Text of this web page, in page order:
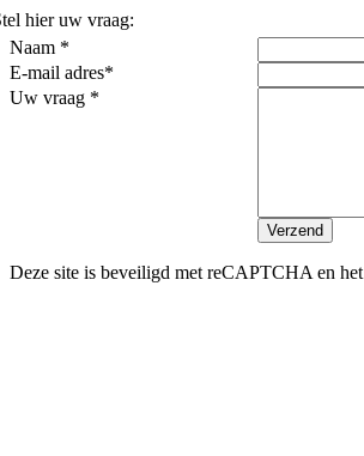
hier uw vraag:
Naam *
E-mail adres*
Uw vraag *
Deze site is beveiligd met reCAPTCHA en het